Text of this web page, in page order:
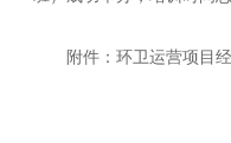
附件：环卫运营项目